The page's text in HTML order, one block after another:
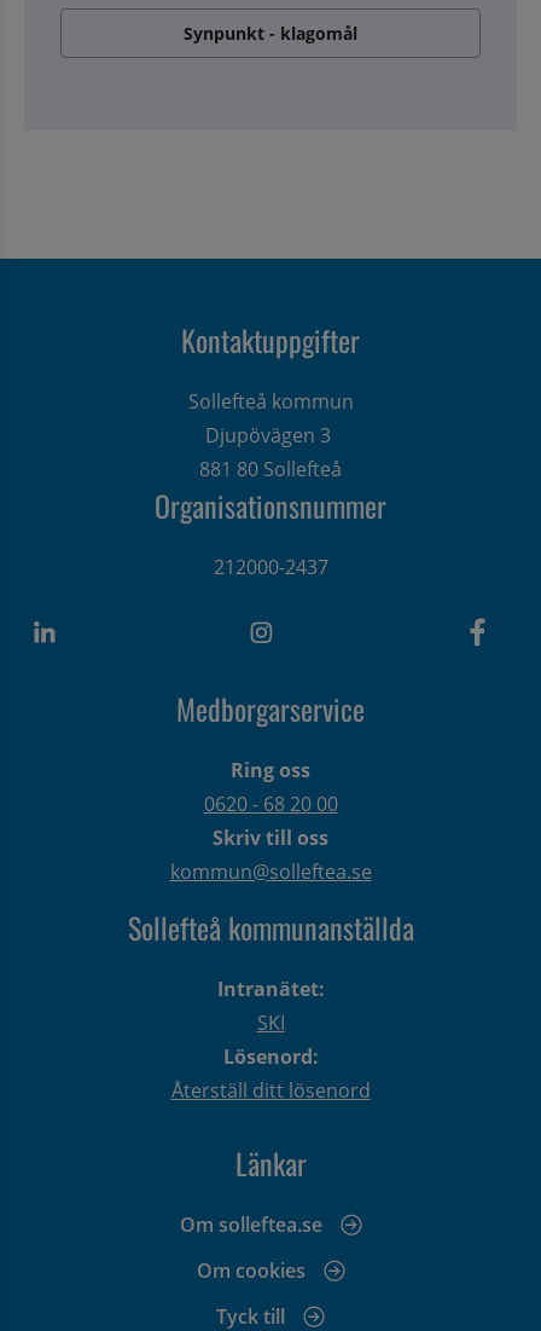
Synpunkt - klagomål
Kontaktuppgifter
Sollefteå kommun
Djupövägen 3
881 80 Sollefteå
Organisationsnummer
212000-2437
Medborgarservice
Ring oss
0620 - 68 20 00
Skriv till oss
kommun@solleftea.se
Sollefteå kommunanställda
Intranätet:
SKI
Lösenord:
Återställ ditt lösenord
Länkar
Om solleftea.se
Om cookies
Tyck till